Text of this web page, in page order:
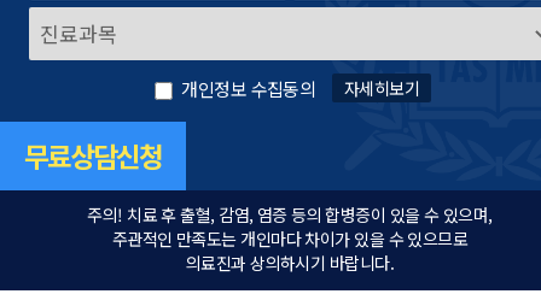
개인정보 수집동의 자세히보기
주의! 치료 후 출혈, 감염, 염증 등의 합병증이 있을 수 있으며,
주관적인 만족도는 개인마다 차이가 있을 수 있으므로
의료진과 상의하시기 바랍니다.